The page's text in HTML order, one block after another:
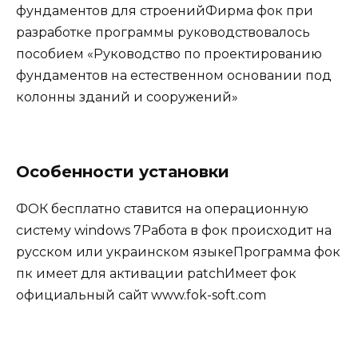
фундаментов для строенийФирма фок при
разработке программы руководствовалось
пособием «Руководство по проектированию
фундаментов на естественном основании под
колонны зданий и сооружений»
Особенности установки
ФОК бесплатно ставится на операционную
систему windows 7Работа в фок происходит на
русском или украинском языкеПрограмма фок
пк имеет для активации patchИмеет фок
официальный сайт www.fok-soft.com